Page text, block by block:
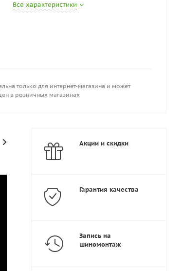
Все характеристики
только для интернет-магазина и может
в розничных магазинах
Дополнительно
Акции и скидки
Гарантия качества
Запись на
шиномонтаж